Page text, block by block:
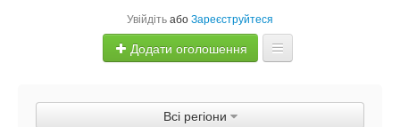
УвійдітьабоЗареєструйтеся
Додати оголошення
Всі регіони